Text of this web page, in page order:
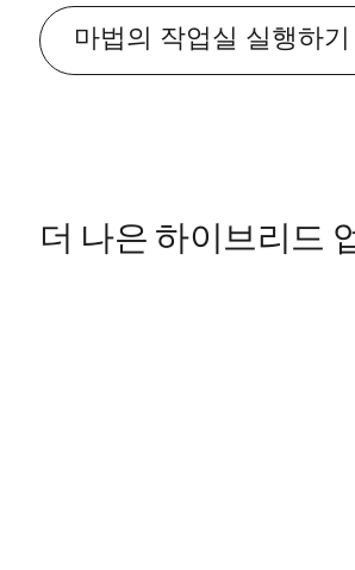
마법의 작업실 실행하기
더 나은 하이브리드